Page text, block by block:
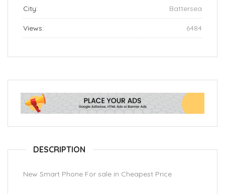
City: Battersea
Views: 6484
DESCRIPTION
New Smart Phone For sale in Cheapest Price